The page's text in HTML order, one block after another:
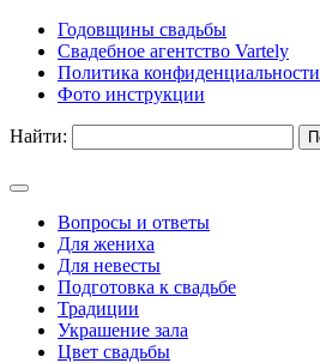
Годовщины свадьбы
Свадебное агентство Vartely
Политика конфиденциальности
Фото инструкции
Найти:
Вопросы и ответы
Для жениха
Для невесты
Подготовка к свадьбе
Традиции
Украшение зала
Цвет свадьбы